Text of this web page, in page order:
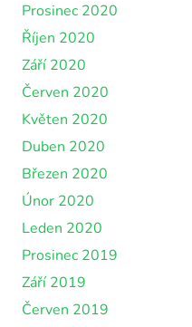
Prosinec 2020
Říjen 2020
Září 2020
Červen 2020
Květen 2020
Duben 2020
Březen 2020
Únor 2020
Leden 2020
Prosinec 2019
Září 2019
Červen 2019